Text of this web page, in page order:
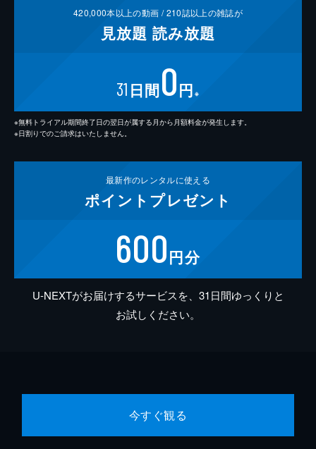
420,000本以上の動画 /210誌以上の雑誌が
見放題 読み放題
31 日間0円 ※
※無料トライアル期間終了日の翌日が属する月から月額料金が発生します。
※日割りでのご請求はいたしません。
最新作のレンタルに使える
ポイント プレゼント
600円分
U-NEXTがお届けするサービスを、31日間ゆっくりと
お試しください。
今すぐ観る